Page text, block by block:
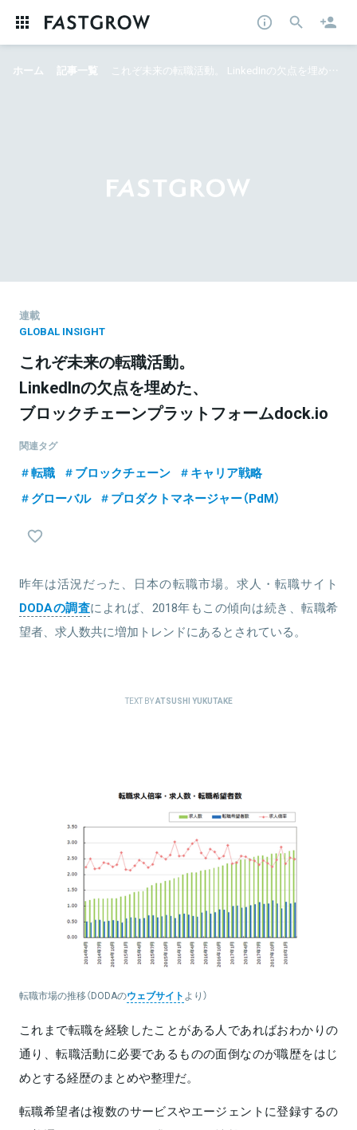
ホーム 記事一覧 これぞ未来の転職活動。 LinkedInの欠点を埋めた、 ブロックチェーンプラットフォームdock.io
連載
GLOBAL INSIGHT
これぞ未来の転職活動。
LinkedInの欠点を埋めた、
ブロックチェーンプラットフォームdock.io
関連タグ
転職 ブロックチェーン
キャリア戦略
グローバル
プロダクトマネージャー（PdM）
昨年は活況だった、日本の転職市場。求人・転職サイト
DODAの調査によれば、2018年もこの傾向は続き、転職希
望者、求人数共に増加トレンドにあるとされている。
TEXT BYATSUSHI YUKUTAKE
転職市場の推移（DODAのウェブサイトより）
これまで転職を経験したことがある人であればおわかりの
通り、転職活動に必要であるものの面倒なのが職歴をはじ
めとする経歴のまとめや整理だ。
転職希望者は複数のサービスやエージェントに登録するの